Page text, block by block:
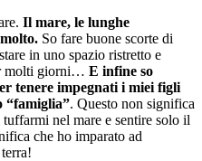
Il mare, le lunghe
So fare buone scorte di
in uno spazio ristretto e
molti giorni… E infine so
tenere impegnati i miei figli
“famiglia”. Questo non significa
nel mare e sentire solo il
che ho imparato ad